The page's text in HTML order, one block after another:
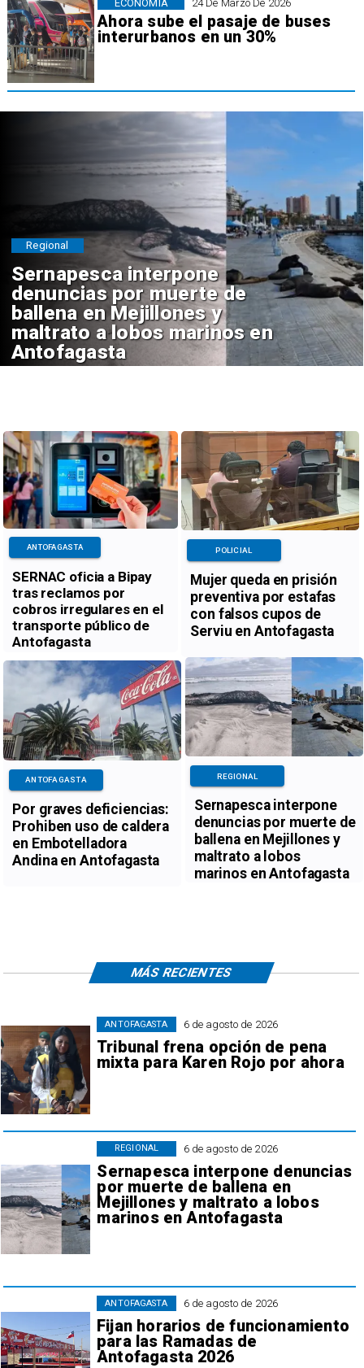
24 De Marzo De 2026
Ahora sube el pasaje de buses
interurbanos en un 30%
ECONOMÍA
Sernapesca interpone
denuncias por muerte de
ballena en Mejillones y
maltrato a lobos marinos en
Antofagasta
Regional
SERNAC oficia a Bipay
tras reclamos por
cobros irregulares en el
transporte público de
Antofagasta
ANTOFAGASTA
Mujer queda en prisión
preventiva por estafas
con falsos cupos de
Serviu en Antofagasta
POLICIAL
Por graves deficiencias:
Prohiben uso de caldera
en Embotelladora
Andina en Antofagasta
ANTOFAGASTA
Sernapesca interpone
denuncias por muerte de
ballena en Mejillones y
maltrato a lobos
marinos en Antofagasta
REGIONAL
6 de agosto de 2026
Tribunal frena opción de pena
mixta para Karen Rojo por ahora
ANTOFAGASTA
6 de agosto de 2026
Sernapesca interpone denuncias
por muerte de ballena en
Mejillones y maltrato a lobos
marinos en Antofagasta
REGIONAL
6 de agosto de 2026
Fijan horarios de funcionamiento
para las Ramadas de
Antofagasta 2026
ANTOFAGASTA
MÁS RECIENTES